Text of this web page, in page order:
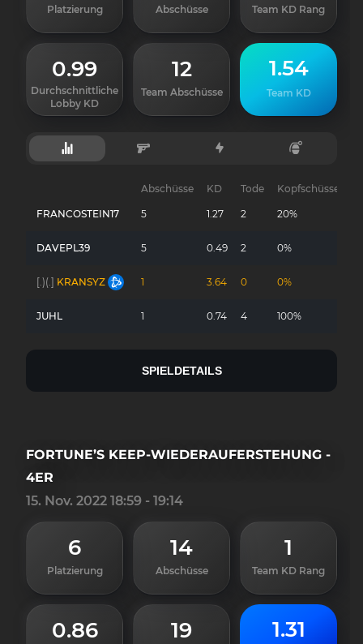
Platzierung Abschüsse Team KD Rang
0.99
Durchschnittliche
Lobby KD
12
Team Abschüsse
1.54
Team KD
Abschüsse KD Tode Kopfschüsse
FRANCOSTEIN17 5 1.27 2 20%
DAVEPL39 5 0.49 2 0%
[.)(.] KRANSYZ 1 3.64 0 0%
JUHL 1 0.74 4 100%
SPIELDETAILS
6
Platzierung
14
Abschüsse
1
Team KD Rang
0.86 19 1.31
FORTUNE’S KEEP-WIEDERAUFERSTEHUNG -
4ER
15. Nov. 2022 18:59 - 19:14